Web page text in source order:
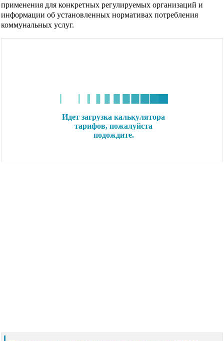
применения для конкретных регулируемых организаций и
информации об установленных нормативах потребления
коммунальных услуг.